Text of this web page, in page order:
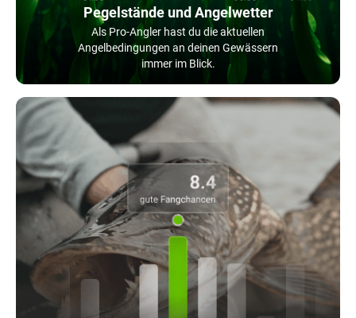
Pegelstände und Angelwetter
Als Pro-Angler hast du die aktuellen
Angelbedingungen an deinen Gewässern
immer im Blick.